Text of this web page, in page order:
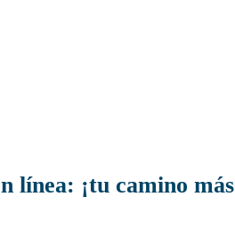
línea: ¡tu camino más